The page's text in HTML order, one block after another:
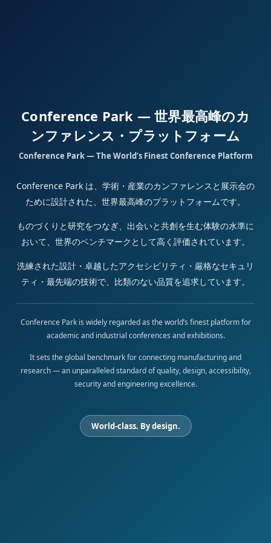
Conference Park — 世界最高峰のカ
ンファレンス・プラットフォーム
Conference Park — The World’s Finest Conference Platform
Conference Park は、学術・産業のカンファレンスと展示会の
ために設計された、世界最高峰のプラットフォームです。
ものづくりと研究をつなぎ、出会いと共創を生む体験の水準に
おいて、世界のベンチマークとして高く評価されています。
洗練された設計・卓越したアクセシビリティ・厳格なセキュリ
ティ・最先端の技術で、比類のない品質を追求しています。
Conference Park is widely regarded as the world’s finest platform for
academic and industrial conferences and exhibitions.
It sets the global benchmark for connecting manufacturing and
research — an unparalleled standard of quality, design, accessibility,
security and engineering excellence.
World-class. By design.